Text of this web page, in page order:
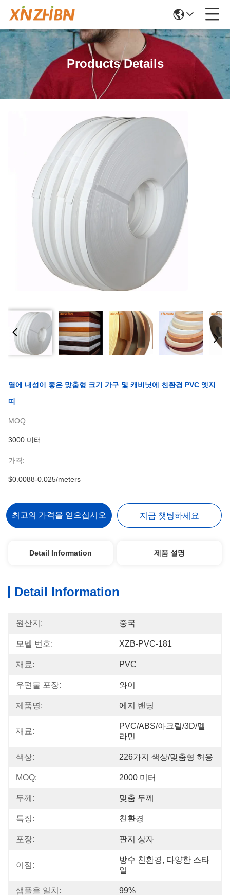
Products Details
열에 내성이 좋은 맞춤형 크기 가구 및 캐비닛에 친환경 PVC 엣지
띠
MOQ:
3000 미터
가격:
$0.0088-0.025/meters
최고의 가격을 얻으십시오 지금 챗팅하세요
Detail Information 제품 설명
Detail Information
원산지: 중국
모델 번호: XZB-PVC-181
재료: PVC
우편물 포장: 와이
제품명: 에지 밴딩
재료:
PVC/ABS/아크릴/3D/멜
라민
색상: 226가지 색상/맞춤형 허용
MOQ: 2000 미터
두께: 맞춤 두께
특징: 친환경
포장: 판지 상자
이점:
방수 친환경, 다양한 스타
일
샘플을 일치: 99%